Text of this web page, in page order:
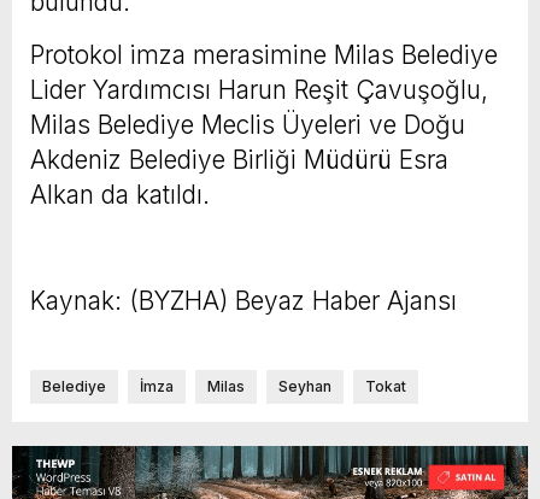
Protokol imza merasimine Milas Belediye
Lider Yardımcısı Harun Reşit Çavuşoğlu,
Milas Belediye Meclis Üyeleri ve Doğu
Akdeniz Belediye Birliği Müdürü Esra
Alkan da katıldı.
Kaynak: (BYZHA) Beyaz Haber Ajansı
Belediye İmza Milas Seyhan Tokat